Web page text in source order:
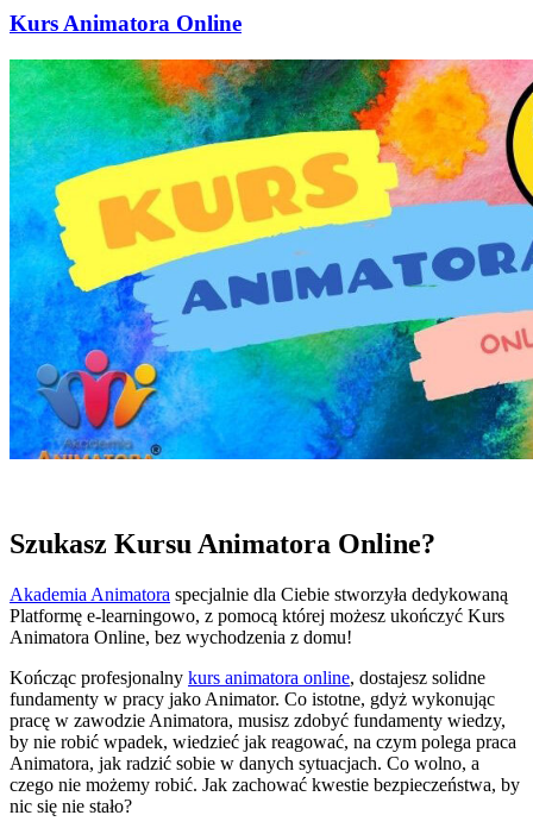
Kurs Animatora Online
Szukasz Kursu Animatora Online?
Akademia Animatora specjalnie dla Ciebie stworzyła dedykowaną
Platformę e-learningowo, z pomocą której możesz ukończyć Kurs
Animatora Online, bez wychodzenia z domu!
Kończąc profesjonalny kurs animatora online, dostajesz solidne
fundamenty w pracy jako Animator. Co istotne, gdyż wykonując
pracę w zawodzie Animatora, musisz zdobyć fundamenty wiedzy,
by nie robić wpadek, wiedzieć jak reagować, na czym polega praca
Animatora, jak radzić sobie w danych sytuacjach. Co wolno, a
czego nie możemy robić. Jak zachować kwestie bezpieczeństwa, by
nic się nie stało?